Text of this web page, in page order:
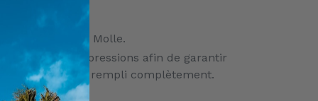
et attaches Molle.
de compressions afin de garantir
si il n'est pas rempli complètement.